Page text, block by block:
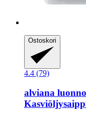
Ostoskori
4.4 (79)
alviana